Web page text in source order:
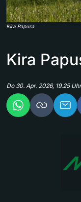
Kira Papusa
Kira
Do 30. Apr. 2026, 19.25 Uhr